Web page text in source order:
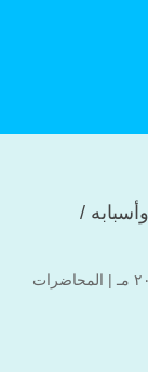
/
المحاضرات